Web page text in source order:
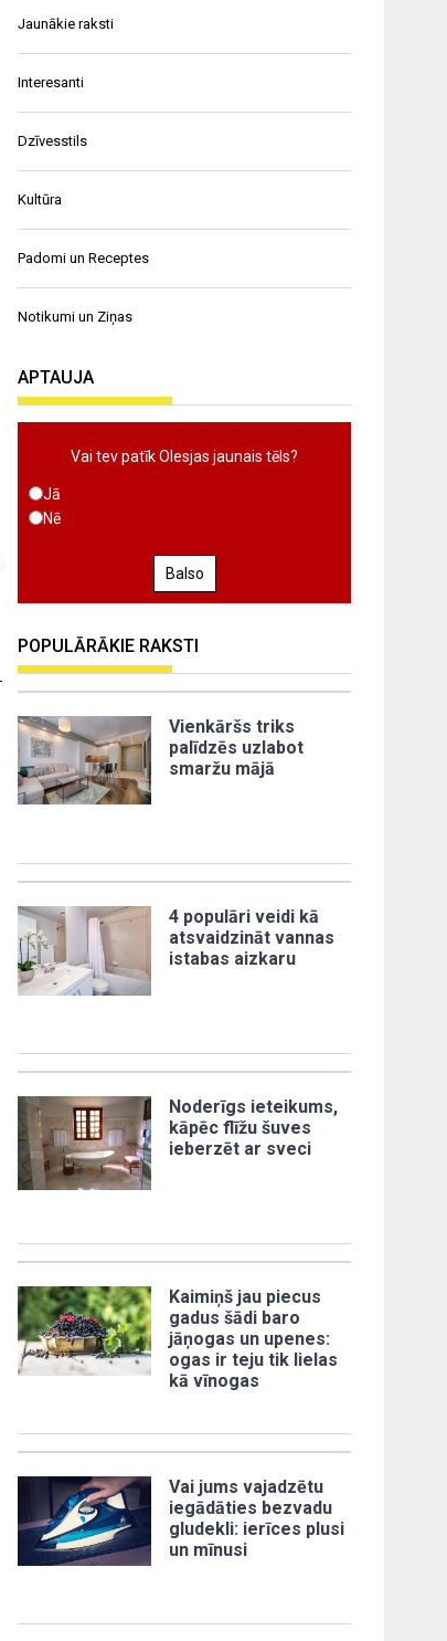
Jaunākie raksti
Interesanti
Dzīvesstils
Kultūra
Padomi un Receptes
Notikumi un Ziņas
APTAUJA
Vai tev patīk Olesjas jaunais tēls?
Jā
Nē
Balso
POPULĀRĀKIE RAKSTI
Vienkāršs triks
palīdzēs uzlabot
smaržu mājā
4 populāri veidi kā
atsvaidzināt vannas
istabas aizkaru
Noderīgs ieteikums,
kāpēc flīžu šuves
ieberzēt ar sveci
Kaimiņš jau piecus
gadus šādi baro
jāņogas un upenes:
ogas ir teju tik lielas
kā vīnogas
Vai jums vajadzētu
iegādāties bezvadu
gludekli: ierīces plusi
un mīnusi